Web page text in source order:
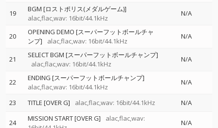
19
BGM [ロストポリス(メダルゲーム)]
alac,flac,wav: 16bit/44.1kHz
N/A
20
OPENING DEMO [スーパーフットボールチャ
ンプ]
alac,flac,wav: 16bit/44.1kHz
N/A
21
SELECT BGM [スーパーフットボールチャンプ]
alac,flac,wav: 16bit/44.1kHz
N/A
22
ENDING [スーパーフットボールチャンプ]
alac,flac,wav: 16bit/44.1kHz
N/A
23 TITLE [OVER G] alac,flac,wav: 16bit/44.1kHz N/A
24 MISSION START [OVER G]
alac,flac,wav:
N/A